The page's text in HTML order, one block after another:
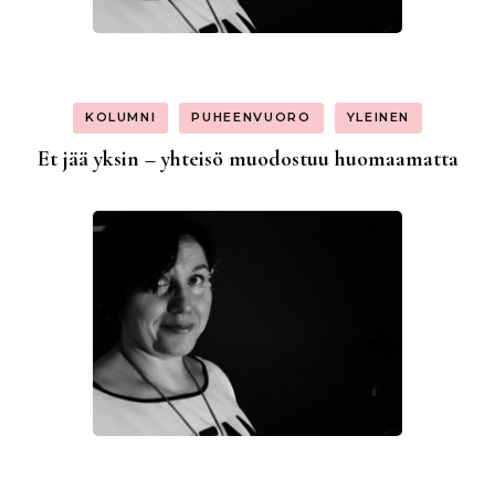
KOLUMNI PUHEENVUORO YLEINEN
Et jää yksin – yhteisö muodostuu huomaamatta